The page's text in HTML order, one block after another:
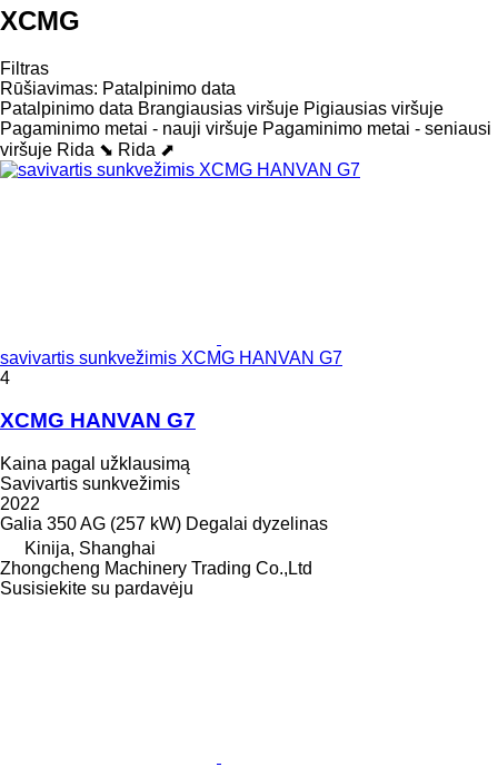
XCMG
Filtras
Rūšiavimas: Patalpinimo data
Patalpinimo data Brangiausias viršuje Pigiausias viršuje
Pagaminimo metai - nauji viršuje Pagaminimo metai - seniausi
viršuje Rida ⬊ Rida ⬈
savivartis sunkvežimis XCMG HANVAN G7
4
XCMG HANVAN G7
Kaina pagal užklausimą
Savivartis sunkvežimis
2022
Galia 350 AG (257 kW) Degalai dyzelinas
Kinija, Shanghai
Zhongcheng Machinery Trading Co.,Ltd
Susisiekite su pardavėju